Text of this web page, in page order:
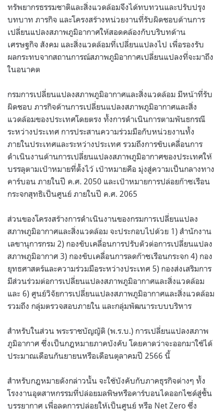
ทรัพยากรธรรมชาติและสิ่งแวดล้อมจึงได้ทบทวนและปรับปรุง
บทบาท ภารกิจ และโครงสร้างหน่วยงานที่รับผิดชอบด้านการ
เปลี่ยนแปลงสภาพภูมิอากาศให้สอดคล้องกับบริบทด้าน
เศรษฐกิจ สังคม และสิ่งแวดล้อมที่เปลี่ยนแปลงไป เพื่อรองรับ
ผลกระทบจากสถานการณ์สภาพภูมิอากาศเปลี่ยนแปลงที่จะมาถึง
ในอนาคต
กรมการเปลี่ยนแปลงสภาพภูมิอากาศและสิ่งแวดล้อม มีหน้าที่รับ
ผิดชอบ ภารกิจด้านการเปลี่ยนแปลงสภาพภูมิอากาศและสิ่ง
แวดล้อมของประเทศโดยตรง ทั้งการดำเนินการตามพันธกรณี
ระหว่างประเทศ การประสานความร่วมมือกับหน่วยงานทั้ง
ภายในประเทศและระหว่างประเทศ รวมถึงการขับเคลื่อนการ
ดำเนินงานด้านการเปลี่ยนแปลงสภาพภูมิอากาศของประเทศให้
บรรลุตามเป้าหมายที่ตั้งไว้ เป้าหมายคือ มุ่งสู่ความเป็นกลางทาง
คาร์บอน ภายในปี ค.ศ. 2050 และเป้าหมายการปล่อยก๊าซเรือน
กระจกสุทธิเป็นศูนย์ ภายในปี ค.ศ. 2065
ส่วนของโครงสร้างการดำเนินงานของกรมการเปลี่ยนแปลง
สภาพภูมิอากาศและสิ่งแวดล้อม จะประกอบไปด้วย 1) สำนักงาน
เลขานุการกรม 2) กองขับเคลื่อนการปรับตัวต่อการเปลี่ยนแปลง
สภาพภูมิอากาศ 3) กองขับเคลื่อนการลดก๊าซเรือนกระจก 4) กอง
ยุทธศาสตร์และความร่วมมือระหว่างประเทศ 5) กองส่งเสริมการ
มีส่วนร่วมต่อการเปลี่ยนแปลงสภาพภูมิอากาศและสิ่งแวดล้อม
และ 6) ศูนย์วิจัยการเปลี่ยนแปลงสภาพภูมิอากาศและสิ่งแวดล้อม
รวมถึง กลุ่มตรวจสอบภายใน และกลุ่มพัฒนาระบบบริหาร
สำหรับในส่วน พระราชบัญญัติ (พ.ร.บ.) การเปลี่ยนแปลงสภาพ
ภูมิอากาศ ซึ่งเป็นกฎหมายภาคบังคับ โดยคาดว่าจะออกมาใช้ได้
ประมาณเดือนกันยายนหรือเดือนตุลาคมปี 2566 นี้
สำหรับกฎหมายดังกล่าวนั้น จะใช้บังคับกับภาคธุรกิจต่างๆ ทั้ง
โรงงานอุตสาหกรรมที่ปล่อยมลพิษหรือคาร์บอนไดออกไซด์สู่ชั้น
บรรยากาศ เพื่อลดการปล่อยให้เป็นศูนย์ หรือ Net Zero ซึ่ง